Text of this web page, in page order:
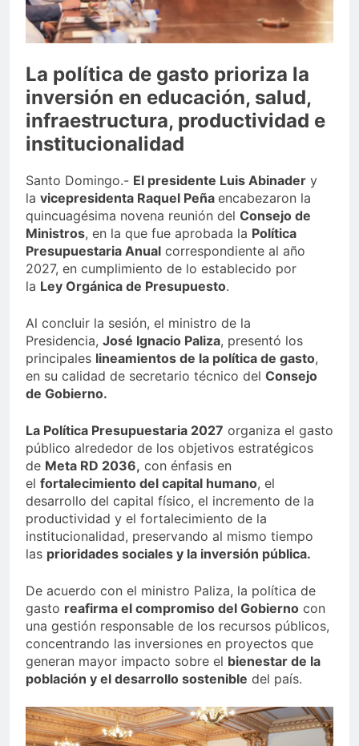
Sector de bancas deportivas
plantea posición sobre
proyecto de Ley General de
La política de gasto prioriza la
inversión en educación, salud,
infraestructura, productividad e
institucionalidad
Santo Domingo.- El presidente Luis Abinader y
la vicepresidenta Raquel Peña encabezaron la
quincuagésima novena reunión del Consejo de
Ministros, en la que fue aprobada la Política
Presupuestaria Anual correspondiente al año
2027, en cumplimiento de lo establecido por
la Ley Orgánica de Presupuesto.
Al concluir la sesión, el ministro de la
Presidencia, José Ignacio Paliza, presentó los
principales lineamientos de la política de gasto,
en su calidad de secretario técnico del Consejo
de Gobierno.
La Política Presupuestaria 2027 organiza el gasto
público alrededor de los objetivos estratégicos
de Meta RD 2036, con énfasis en
el fortalecimiento del capital humano, el
desarrollo del capital físico, el incremento de la
productividad y el fortalecimiento de la
institucionalidad, preservando al mismo tiempo
las prioridades sociales y la inversión pública.
De acuerdo con el ministro Paliza, la política de
gasto reafirma el compromiso del Gobierno con
una gestión responsable de los recursos públicos,
concentrando las inversiones en proyectos que
generan mayor impacto sobre el bienestar de la
población y el desarrollo sostenible del país.